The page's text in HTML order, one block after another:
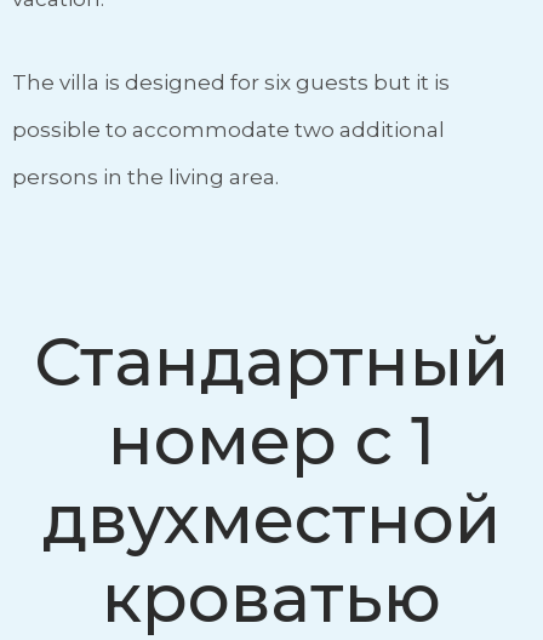
The villa is designed for six guests but it is
possible to accommodate two additional
persons in the living area.
Стандартный
номер с 1
двухместной
кроватью